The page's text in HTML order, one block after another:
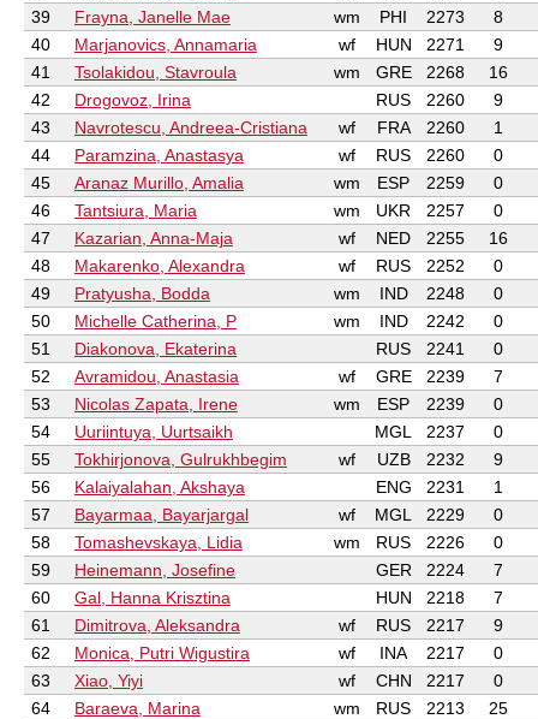
39
Frayna, Janelle Mae wm PHI 2273
8
40
Marjanovics, Annamaria wf HUN 2271
9
41
Tsolakidou, Stavroula wm GRE 2268
16
42
Drogovoz, Irina RUS 2260
9
43
Navrotescu, Andreea-Cristiana wf FRA 2260
1
44
Paramzina, Anastasya wf RUS 2260
0
45
Aranaz Murillo, Amalia wm ESP 2259
0
46
Tantsiura, Maria wm UKR 2257
0
47
Kazarian, Anna-Maja wf NED 2255
16
48
Makarenko, Alexandra wf RUS 2252
0
49
Pratyusha, Bodda wm IND 2248
0
50
Michelle Catherina, P wm IND 2242
0
51
Diakonova, Ekaterina RUS 2241
0
52
Avramidou, Anastasia wf GRE 2239
7
53
Nicolas Zapata, Irene wm ESP 2239
0
54
Uuriintuya, Uurtsaikh MGL 2237
0
55
Tokhirjonova, Gulrukhbegim wf UZB 2232
9
56
Kalaiyalahan, Akshaya ENG 2231
1
57
Bayarmaa, Bayarjargal wf MGL 2229
0
58
Tomashevskaya, Lidia wm RUS 2226
0
59
Heinemann, Josefine GER 2224
7
60
Gal, Hanna Krisztina HUN 2218
7
61
Dimitrova, Aleksandra wf RUS 2217
9
62
Monica, Putri Wigustira wf INA 2217
0
63
Xiao, Yiyi wf CHN 2217
0
64
Baraeva, Marina wm RUS 2213
25